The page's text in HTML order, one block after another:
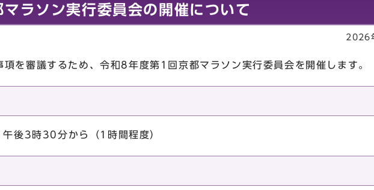
ラソン実行委員会の開催について
2026
項を審議するため、令和8年度第1回京都マラソン実行委員会を開催します。
後3時30分から（1時間程度）